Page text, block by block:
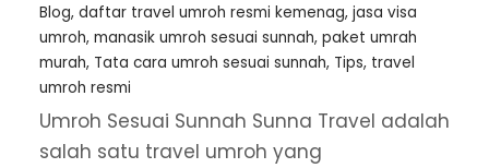
Blog, daftar travel umroh resmi kemenag, jasa visa
umroh, manasik umroh sesuai sunnah, paket umrah
murah, Tata cara umroh sesuai sunnah, Tips, travel
umroh resmi
Umroh Sesuai Sunnah Sunna Travel adalah
salah satu travel umroh yang